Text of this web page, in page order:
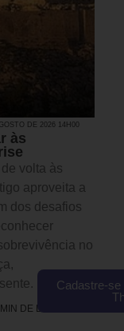
DE 2026 14H00
às
volta às
aproveita a
dos desafios
no
DE LEITURA
Cadastre-